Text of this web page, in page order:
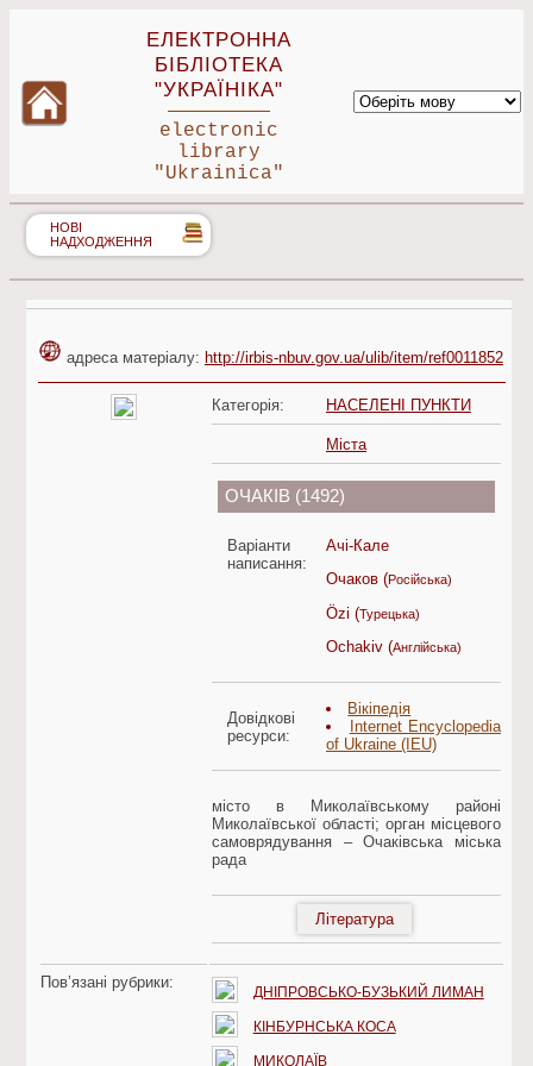
ЕЛЕКТРОННА
БІБЛІОТЕКА
"УКРАЇНІКА"
electronic
library
"Ukrainica"
НОВІ
НАДХОДЖЕННЯ
адреса матеріалу: http://irbis-nbuv.gov.ua/ulib/item/ref0011852
Категорія: НАСЕЛЕНІ ПУНКТИ
Міста
ОЧАКІВ (1492)
Варіанти
написання:
Ачі-Кале
Очаков (Російська)
Özi (Турецька)
Ochakiv (Англійська)
Довідкові
ресурси:
Вікіпедія
Internet Encyclopedia
of Ukraine (IEU)
місто в Миколаївському районі
Миколаївської області; орган місцевого
самоврядування – Очаківська міська
рада
Література
Пов’язані рубрики:
ДНІПРОВСЬКО-БУЗЬКИЙ ЛИМАН
КІНБУРНСЬКА КОСА
МИКОЛАЇВ